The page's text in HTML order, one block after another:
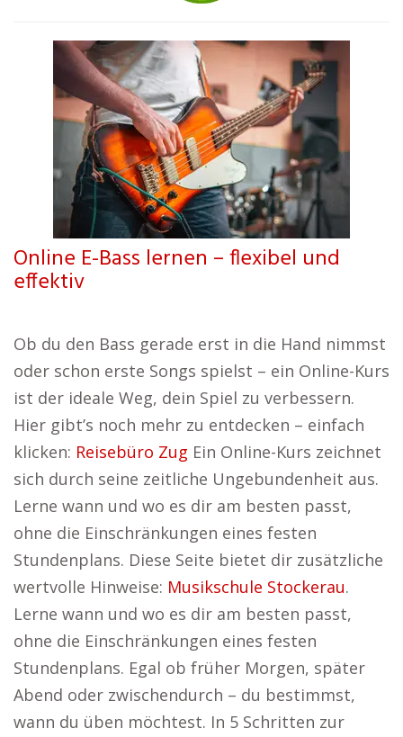
Online E-Bass lernen – flexibel und
effektiv
Ob du den Bass gerade erst in die Hand nimmst
oder schon erste Songs spielst – ein Online-Kurs
ist der ideale Weg, dein Spiel zu verbessern.
Hier gibt’s noch mehr zu entdecken – einfach
klicken: Reisebüro Zug Ein Online-Kurs zeichnet
sich durch seine zeitliche Ungebundenheit aus.
Lerne wann und wo es dir am besten passt,
ohne die Einschränkungen eines festen
Stundenplans. Diese Seite bietet dir zusätzliche
wertvolle Hinweise: Musikschule Stockerau.
Lerne wann und wo es dir am besten passt,
ohne die Einschränkungen eines festen
Stundenplans. Egal ob früher Morgen, später
Abend oder zwischendurch – du bestimmst,
wann du üben möchtest. In 5 Schritten zur